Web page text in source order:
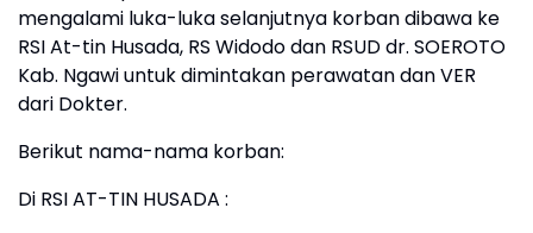
mengalami luka-luka selanjutnya korban dibawa ke
RSI At-tin Husada, RS Widodo dan RSUD dr. SOEROTO
Kab. Ngawi untuk dimintakan perawatan dan VER
dari Dokter.
Berikut nama-nama korban:
Di RSI AT-TIN HUSADA :